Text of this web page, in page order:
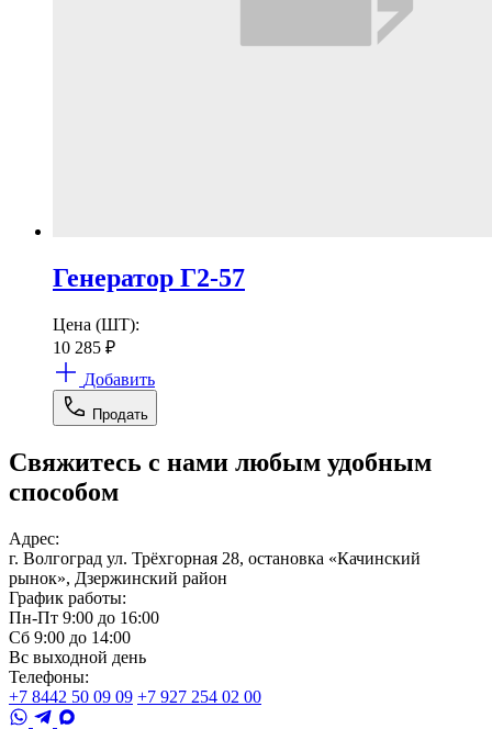
Генератор Г2-57
Цена (ШТ):
10 285 ₽
Добавить
Продать
Свяжитесь с нами любым удобным
способом
Адрес:
г. Волгоград ул. Трёхгорная 28, остановка «Качинский
рынок», Дзержинский район
График работы:
Пн-Пт 9:00 до 16:00
Сб 9:00 до 14:00
Вс выходной день
Телефоны:
+7 8442 50 09 09 +7 927 254 02 00